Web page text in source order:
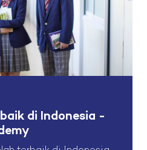
di Indonesia -